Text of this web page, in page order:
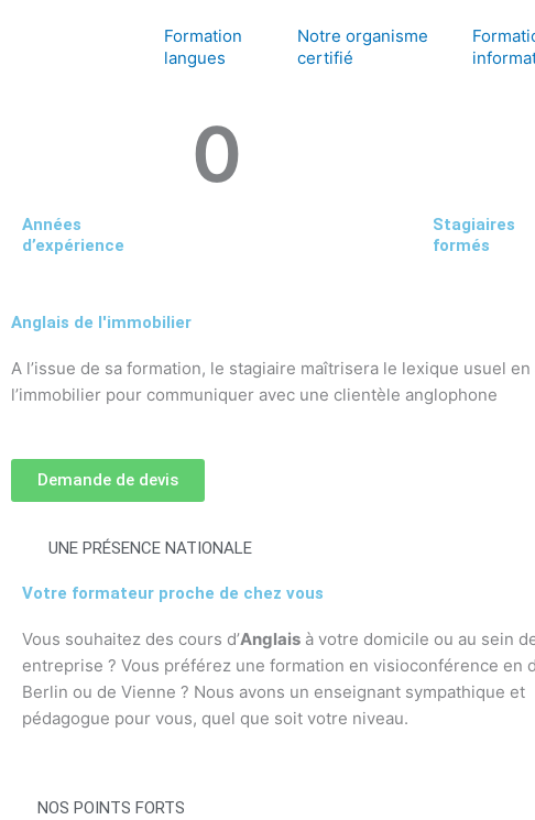
Formation
langues
Notre organisme
certifié
0
Années
d’expérience
Stagiaires
formés
Anglais de l'immobilier
A l’issue de sa formation, le stagiaire maîtrisera le lexique usuel en
l’immobilier pour communiquer avec une clientèle anglophone
Demande de devis
UNE PRÉSENCE NATIONALE
Votre formateur proche de chez vous
Vous souhaitez des cours d’Anglais à votre domicile ou au sein
entreprise ? Vous préférez une formation en visioconférence en
Berlin ou de Vienne ? Nous avons un enseignant sympathique et
pédagogue pour vous, quel que soit votre niveau.
NOS POINTS FORTS